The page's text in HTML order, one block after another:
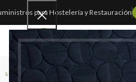
para Hostelería y Restauración